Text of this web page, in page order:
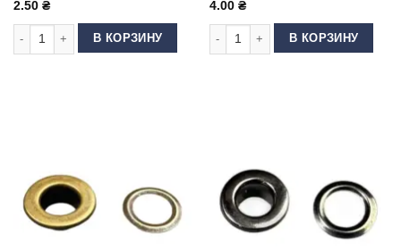
2.50 ₴
Количество товара Люверс Блочка 4 мм нержавеющий Темный никель
В КОРЗИНУ
4.00 ₴
Количество товара Люверс 8 мм
В КОРЗИНУ